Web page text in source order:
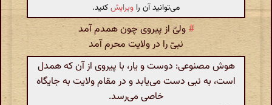
می‌توانید آن را ویرایشکنید.
# ولیّ از پیروی چون همدم آمد
نبیّ را در ولایت محرم آمد
هوش مصنوعی: دوست و یار، با پیروی از آن که همدل
است، به نبی دست می‌یابد و در مقام ولایت به جایگاه
خاصی می‌رسد.